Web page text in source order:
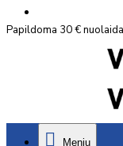
Papildoma 30 €
Meniu